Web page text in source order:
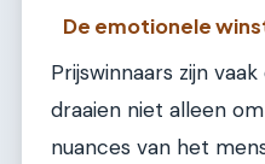
De emotionele
Prijswinnaars zijn
draaien niet alleen
nuances van het